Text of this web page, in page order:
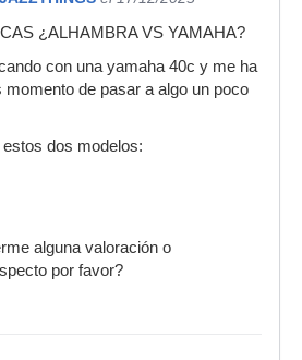
¿ALHAMBRA VS YAMAHA?
con una yamaha 40c y me ha
momento de pasar a algo un poco
dos modelos:
alguna valoración o
por favor?